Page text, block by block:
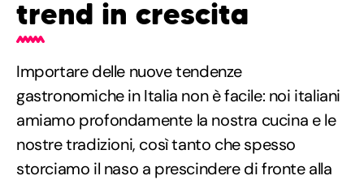
trend in crescita
Importare delle nuove tendenze
gastronomiche in Italia non è facile: noi italiani
amiamo profondamente la nostra cucina e le
nostre tradizioni, così tanto che spesso
storciamo il naso a prescindere di fronte alla